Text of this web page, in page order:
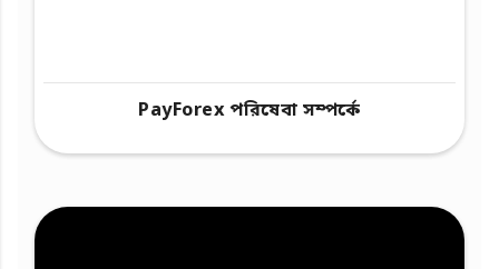
PayForex পরিষেবা সম্পর্কে